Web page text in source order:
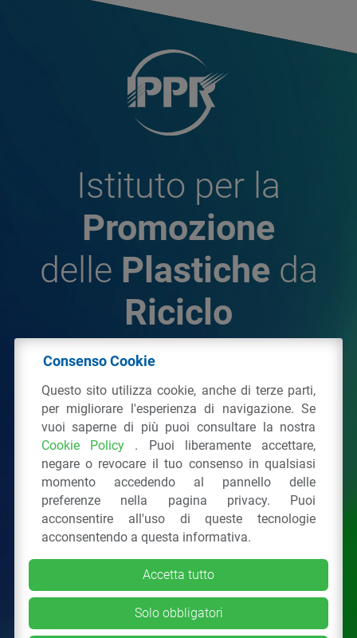
Istituto per la
Promozione
delle Plastiche da
Riciclo
Plastiche da Riciclo
C.F. 97381090154
Via San Vittore 36 20123Milano (MI)
Tel.: 02 43928225.
Tutti i diritti riservati Privacy Policy &Cookie
Consenso Cookie
Questo sito utilizza cookie, anche di terze parti,
per migliorare l'esperienza di navigazione. Se
vuoi saperne di più puoi consultare la nostra
Cookie Policy . Puoi liberamente accettare,
negare o revocare il tuo consenso in qualsiasi
momento accedendo al pannello delle
preferenze nella pagina privacy. Puoi
acconsentire all'uso di queste tecnologie
acconsentendo a questa informativa.
Accetta tutto
Solo obbligatori